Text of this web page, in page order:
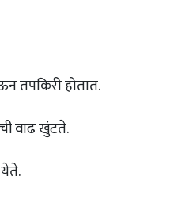
तपकिरी होतात.
वाढ खुंटते.